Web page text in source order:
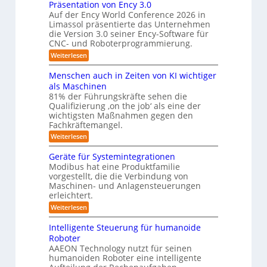
s
l
ö
s
u
n
g
e
n
a
s
y
s
t
e
m
f
ü
r
R
o
b
t
i
k
u
n
d
L
g
o
r
f
ü
r
I
n
d
u
s
t
r
i
e
r
o
b
o
t
e
r
e
r
g
l
e
i
c
h
v
o
n
m
i
l
i
t
ä
r
i
s
c
h
e
r
B
o
e
r
o
b
e
i
-
S
t
a
t
i
o
n
e
n
-
S
c
h
w
i
ß
c
o
b
o
t
Präsentation von Ency 3.0
Auf der Ency World Conference 2026 in
Limassol präsentierte das Unternehmen
die Version 3.0 seiner Ency-Software für
CNC- und Roboterprogrammierung.
Weiterlesen:
P
ä
s
e
n
t
a
t
i
o
n
v
o
n
E
n
c
y
.
Menschen auch in Zeiten von KI wichtiger
als Maschinen
81% der Führungskräfte sehen die
Qualifizierung ‚on the job‘ als eine der
wichtigsten Maßnahmen gegen den
Fachkräftemangel.
Weiterlesen:
M
n
s
c
h
e
n
a
u
c
n
Z
Geräte für Systemintegrationen
Modibus hat eine Produktfamilie
vorgestellt, die die Verbindung von
Maschinen- und Anlagensteuerungen
erleichtert.
Weiterlesen:
G
e
r
t
e
f
Intelligente Steuerung für humanoide
Roboter
AAEON Technology nutzt für seinen
humanoiden Roboter eine intelligente